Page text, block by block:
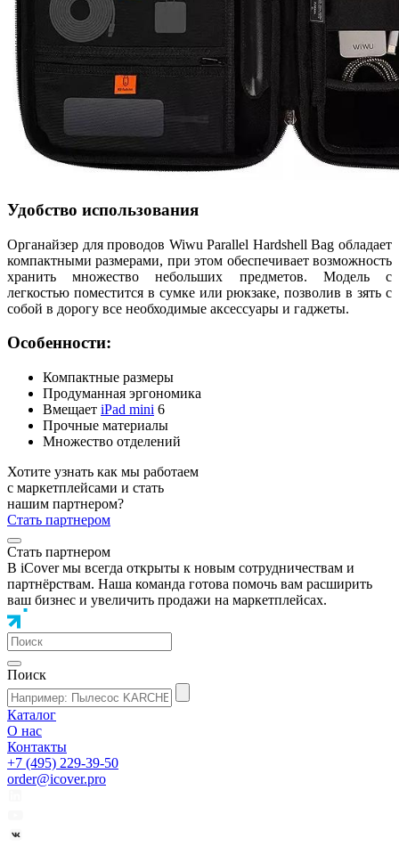
Удобство использования
Органайзер для проводов Wiwu Parallel Hardshell Bag обладает
компактными размерами, при этом обеспечивает возможность
хранить множество небольших предметов. Модель с
легкостью поместится в сумке или рюкзаке, позволив в зять с
собой в дорогу все необходимые аксессуары и гаджеты.
Особенности:
Компактные размеры
Продуманная эргономика
Вмещает iPad mini 6
Прочные материалы
Множество отделений
Хотите узнать как мы работаем
с маркетплейсами и стать
нашим партнером?
Стать партнером
Стать партнером
В iCover мы всегда открыты к новым сотрудничествам и
партнёрствам. Наша команда готова помочь вам расширить
ваш бизнес и увеличить продажи на маркетплейсах.
Поиск
Каталог
О нас
Контакты
+7 (495) 229-39-50
order@icover.pro